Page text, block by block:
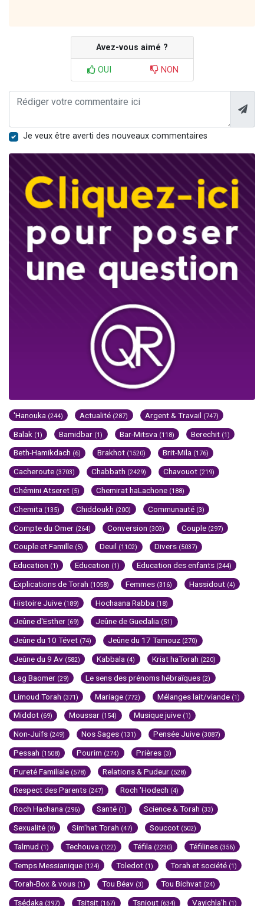
Avez-vous aimé ?
OUI NON
Je veux être averti des nouveaux commentaires
'Hanouka (244) Actualité (287) Argent & Travail (747)
Balak (1) Bamidbar (1) Bar-Mitsva (118) Berechit (1)
Beth-Hamikdach (6) Brakhot (1520) Brit-Mila (176)
Cacheroute (3703) Chabbath (2429) Chavouot (219)
Chémini Atseret (5) Chemirat haLachone (188)
Chemita (135) Chiddoukh (200) Communauté (3)
Compte du Omer (264) Conversion (303) Couple (297)
Couple et Famille (5) Deuil (1102) Divers (5037)
Education (1) Education (1) Education des enfants (244)
Explications de Torah (1058) Femmes (316) Hassidout (4)
Histoire Juive (189) Hochaana Rabba (18)
Jeûne d'Esther (69) Jeûne de Guedalia (51)
Jeûne du 10 Tévet (74) Jeûne du 17 Tamouz (270)
Jeûne du 9 Av (582) Kabbala (4) Kriat haTorah (220)
Lag Baomer (29) Le sens des prénoms hébraïques (2)
Limoud Torah (371) Mariage (772) Mélanges lait/viande (1)
Middot (69) Moussar (154) Musique juive (1)
Non-Juifs (249) Nos Sages (131) Pensée Juive (3087)
Pessah (1508) Pourim (274) Prières (3)
Pureté Familiale (578) Relations & Pudeur (528)
Respect des Parents (247) Roch 'Hodech (4)
Roch Hachana (296) Santé (1) Science & Torah (33)
Sexualité (8) Sim'hat Torah (47) Souccot (502)
Talmud (1) Techouva (122) Téfila (2230) Téfilines (356)
Temps Messianique (124) Toledot (1) Torah et société (1)
Torah-Box & vous (1) Tou Béav (3) Tou Bichvat (24)
Tsédaka (397) Tsitsit (167) Tsniout (634) Vayichla'h (1)